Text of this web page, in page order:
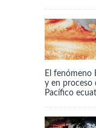
El fenómeno
y en proceso
Pacífico